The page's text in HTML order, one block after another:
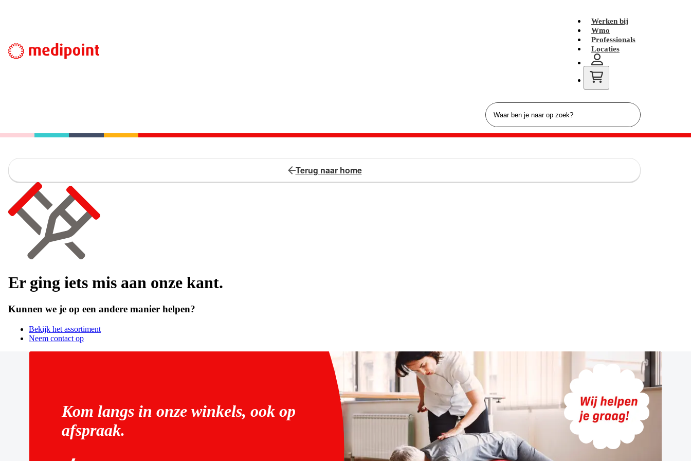
Werken bij
Wmo
Professionals
Locaties
Terug naar home
Er ging iets mis aan onze kant.
Kunnen we je op een andere manier helpen?
Bekijk het assortiment
Neem contact op
Kom langs in onze winkels, ook op
afspraak.